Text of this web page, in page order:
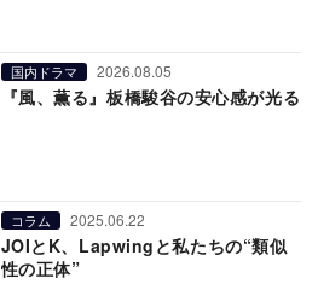
国内ドラマ 2026.08.05
『風、薫る』板橋駿谷の安心感が光る
コラム 2025.06.22
JOIとK、Lapwingと私たちの“類似
性の正体”